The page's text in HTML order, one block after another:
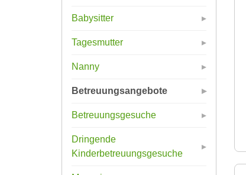
Babysitter
Tagesmutter
Nanny
Betreuungsangebote
Betreuungsgesuche
Dringende
Kinderbetreuungsgesuche